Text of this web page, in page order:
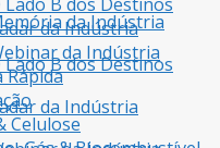
da Indústria
Lado B dos Destinos
da Indústria
da Indústria
da Indústria
Rápida
Celulose